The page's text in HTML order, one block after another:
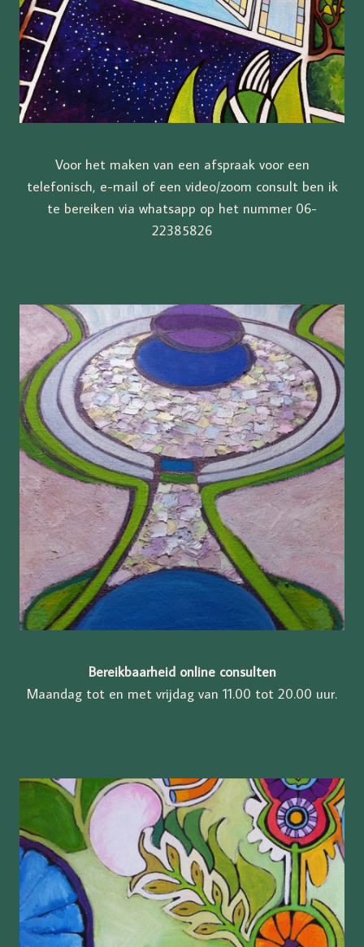
Voor het maken van een afspraak voor een
telefonisch, e-mail of een video/zoom consult ben ik
te bereiken via whatsapp op het nummer 06-
22385826
Bereikbaarheid online consulten
Maandag tot en met vrijdag van 11.00 tot 20.00 uur.